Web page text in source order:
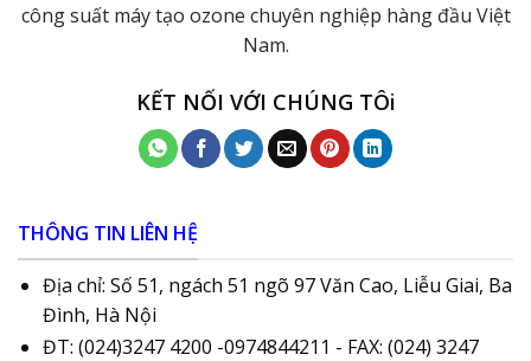
công suất máy tạo ozone chuyên nghiệp hàng đầu Việt
Nam.
KẾT NỐI VỚI CHÚNG TÔi
THÔNG TIN LIÊN HỆ
Địa chỉ: Số 51, ngách 51 ngõ 97 Văn Cao, Liễu Giai, Ba
Đình, Hà Nội
ĐT: (024)3247 4200 -0974844211 - FAX: (024) 3247